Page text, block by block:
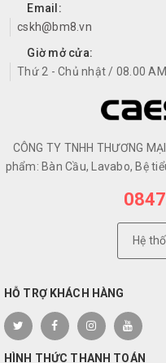
Email:
cskh@bm8.vn
Giờ mở cửa:
Thứ 2 - Chủ nhật / 08.00
CÔNG TY TNHH THƯƠNG
phẩm: Bàn Cầu, Lavabo, Bệ
Hệ
HỖ TRỢ KHÁCH HÀNG
HÌNH THỨC THANH TOÁN